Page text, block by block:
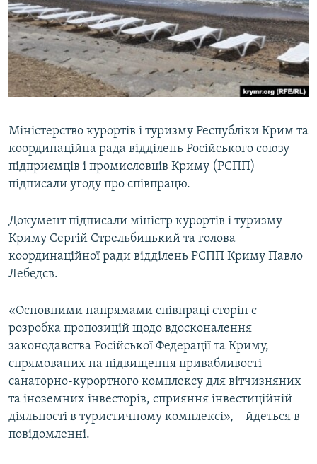
ДЕПОРТАЦІЯ
ВІДЕОУРОКИ «ELIFBE»
СВІДЧЕННЯ ОКУПАЦІЇ
УКРАЇНСЬКА ПРОБЛЕМА КРИМУ
ЯК ОБІЙТИ БЛОКУВАННЯ
Русский
Qırımtatar
Усі сайти RFE/RL
Міністерство курортів і туризму Республіки Крим та
координаційна рада відділень Російського союзу
підприємців і промисловців Криму (РСПП)
підписали угоду про співпрацю.
Документ підписали міністр курортів і туризму
Криму Сергій Стрельбицький та голова
координаційної ради відділень РСПП Криму Павло
Лебедєв.
«Основними напрямами співпраці сторін є
розробка пропозицій щодо вдосконалення
законодавства Російської Федерації та Криму,
спрямованих на підвищення привабливості
санаторно-курортного комплексу для вітчизняних
та іноземних інвесторів, сприяння інвестиційній
діяльності в туристичному комплексі», – йдеться в
повідомленні.